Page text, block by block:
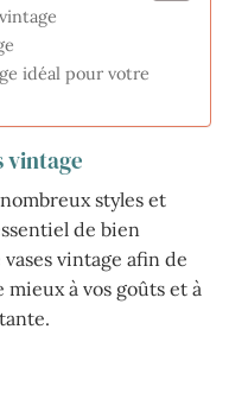
idéal pour votre
vintage
styles et
de bien
vintage afin de
à vos goûts et à